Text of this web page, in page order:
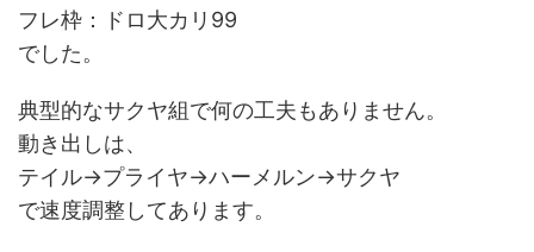
フレ枠：ドロ大カリ99
でした。
典型的なサクヤ組で何の工夫もありません。
動き出しは、
テイル→プライヤ→ハーメルン→サクヤ
で速度調整してあります。